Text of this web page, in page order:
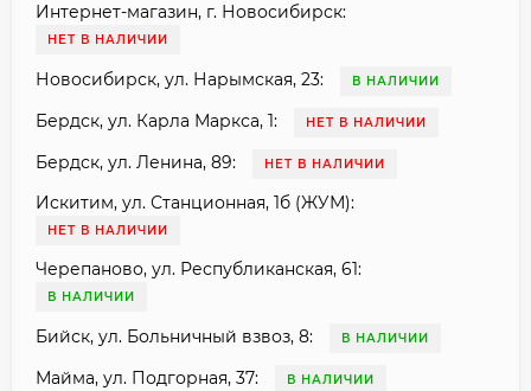
Интернет-магазин, г. Новосибирск:
НЕТ В НАЛИЧИИ
Новосибирск, ул. Нарымская, 23: В НАЛИЧИИ
Бердск, ул. Карла Маркса, 1: НЕТ В НАЛИЧИИ
Бердск, ул. Ленина, 89: НЕТ В НАЛИЧИИ
Искитим, ул. Станционная, 1б (ЖУМ):
НЕТ В НАЛИЧИИ
Черепаново, ул. Республиканская, 61:
В НАЛИЧИИ
Бийск, ул. Больничный взвоз, 8: В НАЛИЧИИ
Майма, ул. Подгорная, 37: В НАЛИЧИИ